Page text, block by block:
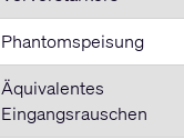
Phantomspeisung
Äquivalentes
Eingangsrauschen